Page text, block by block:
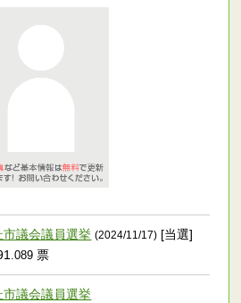
市議会議員選挙 (2024/11/17) [当選]
.089 票
市議会議員選挙